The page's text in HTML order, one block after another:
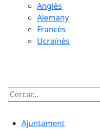
Anglès
Alemany
Francès
Ucraïnès
Cercar:
Ajuntament